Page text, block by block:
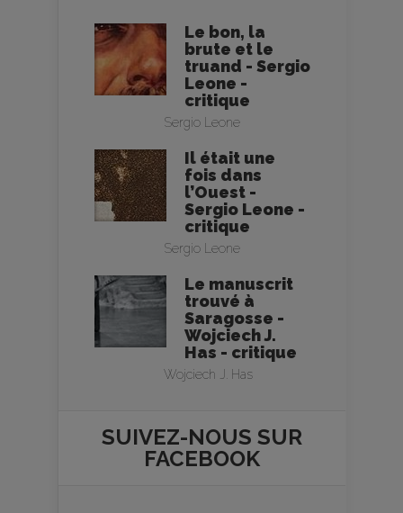
Le bon, la
brute et le
truand - Sergio
Leone -
critique
Sergio Leone
Il était une
fois dans
l’Ouest -
Sergio Leone -
critique
Sergio Leone
Le manuscrit
trouvé à
Saragosse -
Wojciech J.
Has - critique
Wojciech J. Has
SUIVEZ-NOUS SUR
FACEBOOK